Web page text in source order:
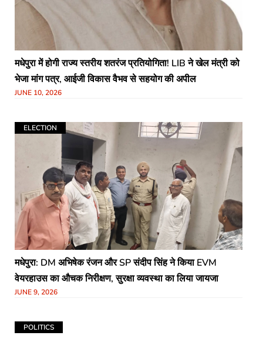
मधेपुरा में होगी राज्य स्तरीय शतरंज प्रतियोगिता! LIB ने खेल मंत्री को
भेजा मांग पत्र, आईजी विकास वैभव से सहयोग की अपील
JUNE 10, 2026
ELECTION
मधेपुरा: DM अभिषेक रंजन और SP संदीप सिंह ने किया EVM
वेयरहाउस का औचक निरीक्षण, सुरक्षा व्यवस्था का लिया जायजा
JUNE 9, 2026
POLITICS